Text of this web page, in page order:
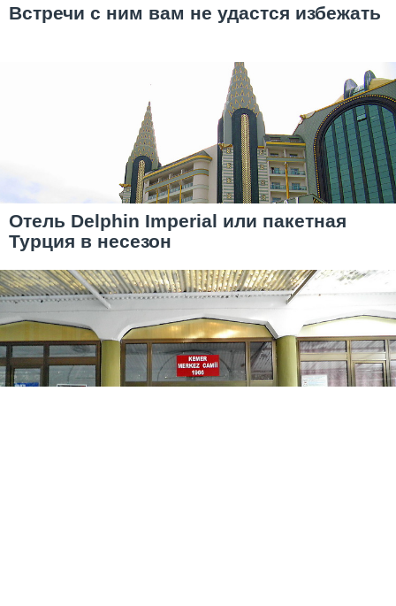
Встречи с ним вам не удастся избежать
Отель Delphin Imperial или пакетная
Турция в несезон